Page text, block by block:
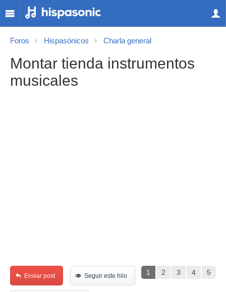
Foros Hispasónicos Charla general
Montar tienda instrumentos
musicales
1 2 3 4 5
Enviar post Seguir este hilo